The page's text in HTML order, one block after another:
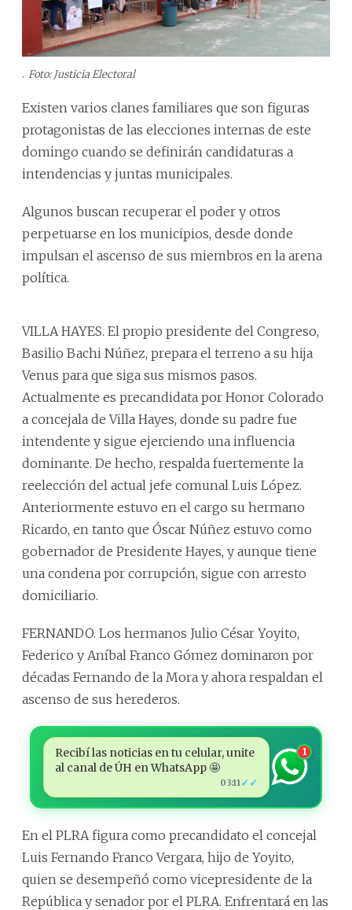
. Foto: Justicia Electoral
Existen varios clanes familiares que son figuras
protagonistas de las elecciones internas de este
domingo cuando se definirán candidaturas a
intendencias y juntas municipales.
Algunos buscan recuperar el poder y otros
perpetuarse en los municipios, desde donde
impulsan el ascenso de sus miembros en la arena
política.
VILLA HAYES. El propio presidente del Congreso,
Basilio Bachi Núñez, prepara el terreno a su hija
Venus para que siga sus mismos pasos.
Actualmente es precandidata por Honor Colorado
a concejala de Villa Hayes, donde su padre fue
intendente y sigue ejerciendo una influencia
dominante. De hecho, respalda fuertemente la
reelección del actual jefe comunal Luis López.
Anteriormente estuvo en el cargo su hermano
Ricardo, en tanto que Óscar Núñez estuvo como
gobernador de Presidente Hayes, y aunque tiene
una condena por corrupción, sigue con arresto
domiciliario.
FERNANDO. Los hermanos Julio César Yoyito,
Federico y Aníbal Franco Gómez dominaron por
décadas Fernando de la Mora y ahora respaldan el
ascenso de sus herederos.
Recibí las noticias en tu celular, unite
al canal de ÚH en WhatsApp 🤩
03:11 ✓✓
1
En el PLRA figura como precandidato el concejal
Luis Fernando Franco Vergara, hijo de Yoyito,
quien se desempeñó como vicepresidente de la
República y senador por el PLRA. Enfrentará en las